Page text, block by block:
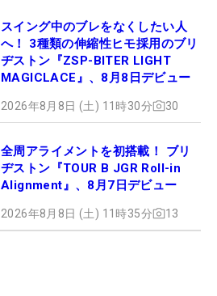
スイング中のブレをなくしたい人
へ！ 3種類の伸縮性ヒモ採用のブリ
ヂストン『ZSP-BITER LIGHT
MAGICLACE』、8月8日デビュー
2026年8月8日 (土) 11時30分 30
全周アライメントを初搭載！ ブリ
ヂストン『TOUR B JGR Roll-in
Alignment』、8月7日デビュー
2026年8月8日 (土) 11時35分 13